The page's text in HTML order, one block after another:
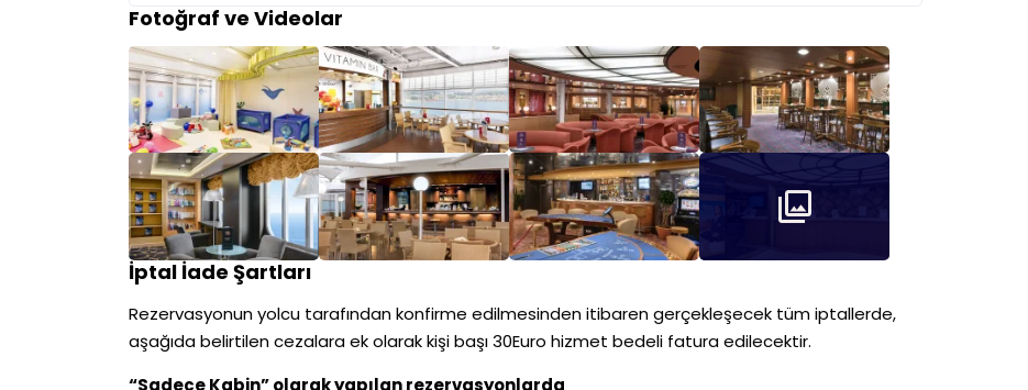
Fotoğraf ve Videolar
İptal İade Şartları
Rezervasyonun yolcu tarafından konfirme edilmesinden itibaren gerçekleşecek tüm iptallerde,
aşağıda belirtilen cezalara ek olarak kişi başı 30Euro hizmet bedeli fatura edilecektir.
“Sadece Kabin” olarak yapılan rezervasyonlarda